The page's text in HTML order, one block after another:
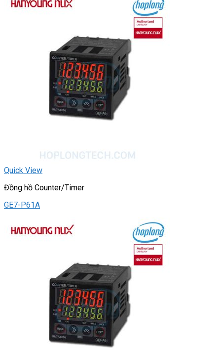
Quick View
Đồng hồ Counter/Timer
GE7-P61A